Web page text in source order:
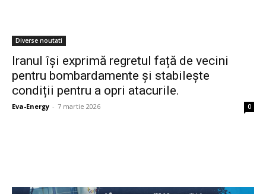
Diverse noutati
Iranul își exprimă regretul față de vecini
pentru bombardamente și stabilește
condiții pentru a opri atacurile.
Eva-Energy - 7 martie 2026 0